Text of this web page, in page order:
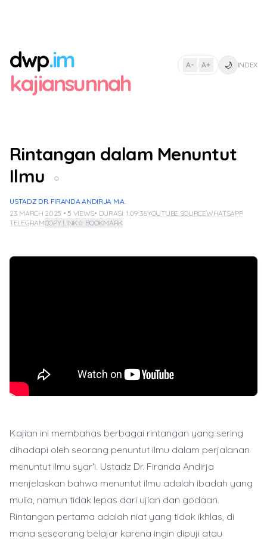
dwp.im
kajiansunnah
A- | A+ 🌙 INDEX
Rintangan dalam Menuntut
Ilmu
○
USTADZ DR. FIRANDA ANDIRJA M.A.
23 MARCH 2025 • 5 VIEWS• DURASI: 1:09:36YOUTUBE SOURCEWHATSAPP
TELEGRAMCOPY LINK☆ BOOKMARK
Kajian ini membahas berbagai rintangan yang sering
dihadapi oleh seorang penuntut ilmu dalam perjalanan
menuntut ilmu syar'i. Ustadz Dr. Firanda Andirja
menjelaskan bahwa menuntut ilmu adalah ibadah yang
mulia, namun tidak lepas dari ujian dan godaan.
Rintangan pertama adalah niat yang tidak ikhlas, di
mana seseorang belajar karena ingin dipuji atau